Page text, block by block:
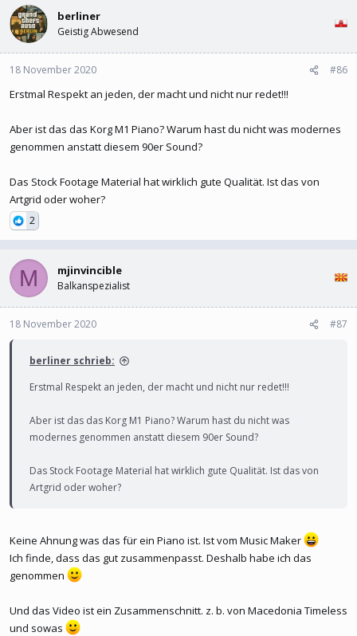
berliner
Geistig Abwesend
18 November 2020 #86
Erstmal Respekt an jeden, der macht und nicht nur redet!!!
Aber ist das das Korg M1 Piano? Warum hast du nicht was modernes
genommen anstatt diesem 90er Sound?
Das Stock Footage Material hat wirklich gute Qualität. Ist das von
Artgrid oder woher?
2
M mjinvincible
Balkanspezialist
18 November 2020 #87
berliner schrieb:
Erstmal Respekt an jeden, der macht und nicht nur redet!!!
Aber ist das das Korg M1 Piano? Warum hast du nicht was
modernes genommen anstatt diesem 90er Sound?
Das Stock Footage Material hat wirklich gute Qualität. Ist das von
Artgrid oder woher?
Keine Ahnung was das für ein Piano ist. Ist vom Music Maker
Ich finde, dass das gut zusammenpasst. Deshalb habe ich das
genommen
Und das Video ist ein Zusammenschnitt. z. b. von Macedonia Timeless
und sowas